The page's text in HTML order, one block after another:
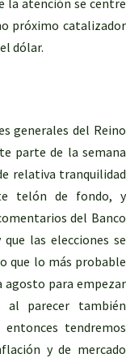
la atención se centre
próximo catalizador
dólar.
generales del Reino
parte de la semana
relativa tranquilidad
telón de fondo, y
del Banco
las elecciones se
que lo más probable
agosto para empezar
parecer también
tendremos
y de mercado